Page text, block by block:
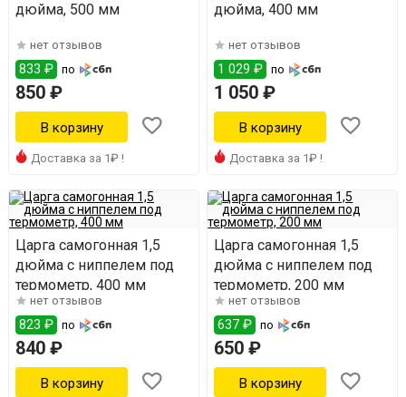
дюйма, 500 мм
нет отзывов
833 ₽ по
850 ₽
Доставка за 1₽ !
дюйма, 400 мм
нет отзывов
1 029 ₽ по
1 050 ₽
Доставка за 1₽ !
Царга самогонная 1,5
дюйма с ниппелем под
термометр, 400 мм
нет отзывов
823 ₽ по
840 ₽
Царга самогонная 1,5
дюйма с ниппелем под
термометр, 200 мм
нет отзывов
637 ₽ по
650 ₽